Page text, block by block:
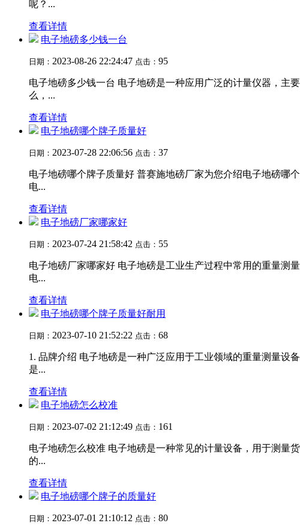
呢？...
查看详情
电子地磅多少钱一台
日期： 2023-08-26 22:24:47 点击： 95
电子地磅多少钱一台 电子地磅是一种应用广泛的计量仪器，主
么，...
查看详情
电子地磅哪个牌子质量好
日期： 2023-07-28 22:06:56 点击： 37
电子地磅哪个牌子质量好 普赛施地磅厂家为您介绍电子地磅哪
电...
查看详情
电子地磅厂家哪家好
日期： 2023-07-24 21:58:42 点击： 55
电子地磅厂家哪家好 电子地磅是工业生产过程中常用的重量测
电...
查看详情
电子地磅哪个牌子质量好耐用
日期： 2023-07-10 21:52:22 点击： 68
1. 品牌介绍 电子地磅是一种广泛应用于工业领域的重量测量设
是...
查看详情
电子地磅怎么校准
日期： 2023-07-02 21:12:49 点击： 161
电子地磅怎么校准 电子地磅是一种常见的计量设备，用于测量
的...
查看详情
电子地磅哪个牌子的质量好
日期： 2023-07-01 21:10:12 点击： 80